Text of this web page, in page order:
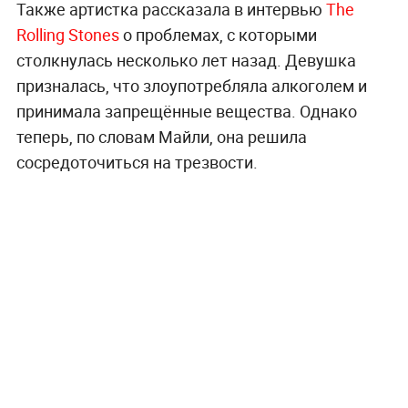
Также артистка рассказала в интервью The
Rolling Stonesо проблемах, с которыми
столкнулась несколько лет назад. Девушка
призналась, что злоупотребляла алкоголем и
принимала запрещённые вещества. Однако
теперь, по словам Майли, она решила
сосредоточиться на трезвости.